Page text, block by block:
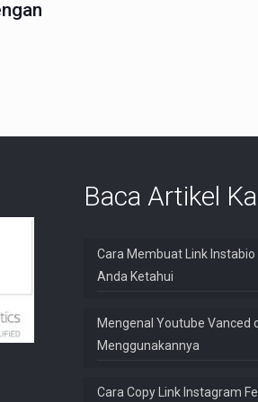
Baca Artikel
Cara Membuat Link Instabio
Anda Ketahui
Mengenal Youtube Vanced
Menggunakannya
Cara Copy Link Instagram